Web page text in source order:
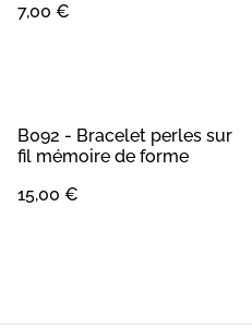
7,00 €
B092 - Bracelet perles sur
fil mémoire de forme
15,00 €